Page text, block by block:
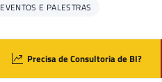
EVENTOS E PALESTRAS
Precisa de Consultoria de BI?